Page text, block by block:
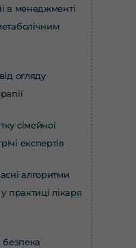
в менеджменті
огляду
сімейної
експертів
алгоритми
практиці лікаря